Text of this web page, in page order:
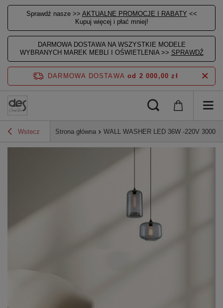
Sprawdź nasze >> AKTUALNE PROMOCJE I RABATY <<
Kupuj więcej i płać mniej!
DARMOWA DOSTAWA NA WSZYSTKIE MODELE
WYBRANYCH MAREK MEBLI I OŚWIETLENIA >> SPRAWDŹ
DARMOWA DOSTAWA od 2 000,00 zł
Wstecz Strona główna WALL WASHER LED 36W -220V